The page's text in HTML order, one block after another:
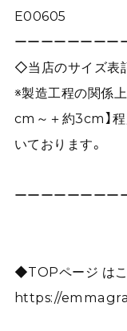
E00605
ーーーーーーーー
◇当店のサイズ表
※製造工程の関係
cm～＋約3cm】
いております。
ーーーーーーーー
◆TOPページ は
https://